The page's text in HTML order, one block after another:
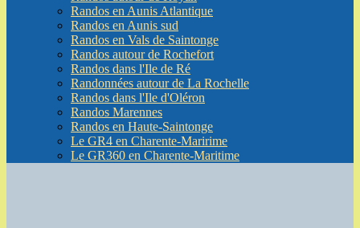
Randos en Aunis Atlantique
Randos en Aunis sud
Randos en Vals de Saintonge
Randos autour de Rochefort
Randos dans l'Ile de Ré
Randonnées autour de La Rochelle
Randos dans l'Ile d'Oléron
Randos Marennes
Randos en Haute-Saintonge
Le GR4 en Charente-Maririme
Le GR360 en Charente-Maritime